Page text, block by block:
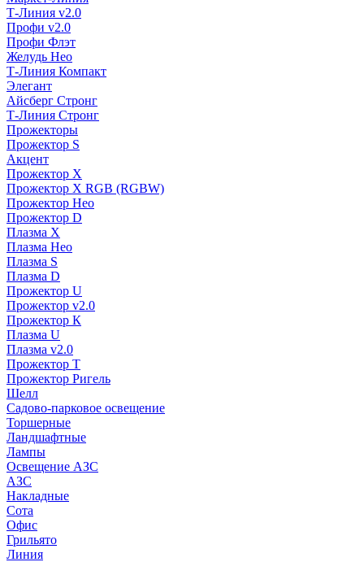
Т-Линия v2.0
Профи v2.0
Профи Флэт
Желудь Нео
Т-Линия Компакт
Элегант
Айсберг Стронг
Т-Линия Стронг
Прожекторы
Прожектор S
Акцент
Прожектор X
Прожектор Х RGB (RGBW)
Прожектор Нео
Прожектор D
Плазма X
Плазма Нео
Плазма S
Плазма D
Прожектор U
Прожектор v2.0
Прожектор К
Плазма U
Плазма v2.0
Прожектор Т
Прожектор Ригель
Шелл
Садово-парковое освещение
Торшерные
Ландшафтные
Лампы
Освещение АЗС
АЗС
Накладные
Сота
Офис
Грильято
Линия